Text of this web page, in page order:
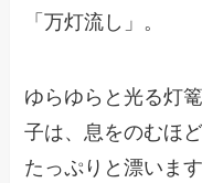
「万灯流し」。
ゆらゆらと光る灯
子は、息をのむほ
たっぷりと漂います